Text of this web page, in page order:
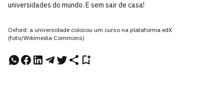
universidades do mundo. E sem sair de casa!
Oxford: a universidade colocou um curso na plataforma edX
(foto/Wikimedia Commons)